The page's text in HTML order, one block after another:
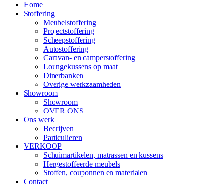
Home
Stoffering
Meubelstoffering
Projectstoffering
Scheepstoffering
Autostoffering
Caravan- en camperstoffering
Loungekussens op maat
Dinerbanken
Overige werkzaamheden
Showroom
Showroom
OVER ONS
Ons werk
Bedrijven
Particulieren
VERKOOP
Schuimartikelen, matrassen en kussens
Hergestoffeerde meubels
Stoffen, couponnen en materialen
Contact